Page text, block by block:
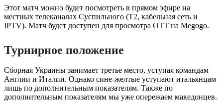
Этот матч можно будет посмотреть в прямом эфире на
местных телеканалах Суспильного (Т2, кабельная сеть и
IPTV). Матч будет доступен для просмотра OTT на Megogo.
Турнирное положение
Сборная Украины занимает третье место, уступая командам
Англии и Италии. Однако сине-желтые уступают итальянцам
лишь по дополнительным показателям. Также по
дополнительным показателям мы уже опережаем македонцев.